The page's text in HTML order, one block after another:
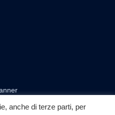
anche di terze parti, per